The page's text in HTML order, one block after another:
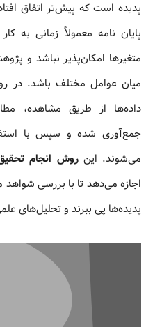
پدیده است که پیش‌تر اتفاق
پایان نامه معمولاً زمانی به
متغیرها امکان‌پذیر نباشد و
میان عوامل مختلف باشد. در
داده‌ها از طریق مشاهده،
جمع‌آوری شده و سپس با
می‌شوند. اینروش انجام
اجازه می‌دهد تا با بررسی
پدیده‌ها پی ببرند و تحلیل‌های